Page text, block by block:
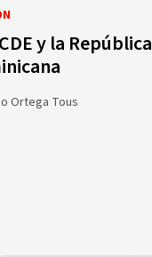
y la República
Ortega Tous